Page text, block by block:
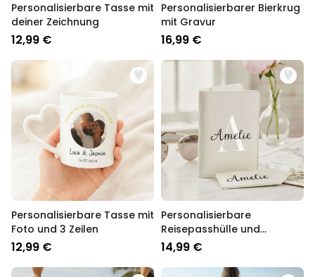
Personalisierbare Tasse mit
deiner Zeichnung
12,99 €
Personalisierbarer Bierkrug
mit Gravur
16,99 €
Personalisierbare Tasse mit
Foto und 3 Zeilen
12,99 €
Personalisierbare
Reisepasshülle und
Koffertag mit Monogramm
14,99 €